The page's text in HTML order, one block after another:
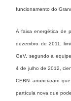
funcionamento do
A faixa energética de
dezembro de 2011,
GeV, segundo a
4 de julho de 2012,
CERN anunciaram
partícula nova que